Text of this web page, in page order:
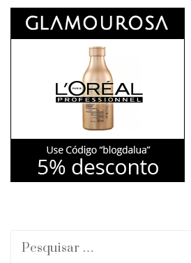
Pesquisar